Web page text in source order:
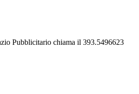
Pubblicitario chiama il 393.5496623